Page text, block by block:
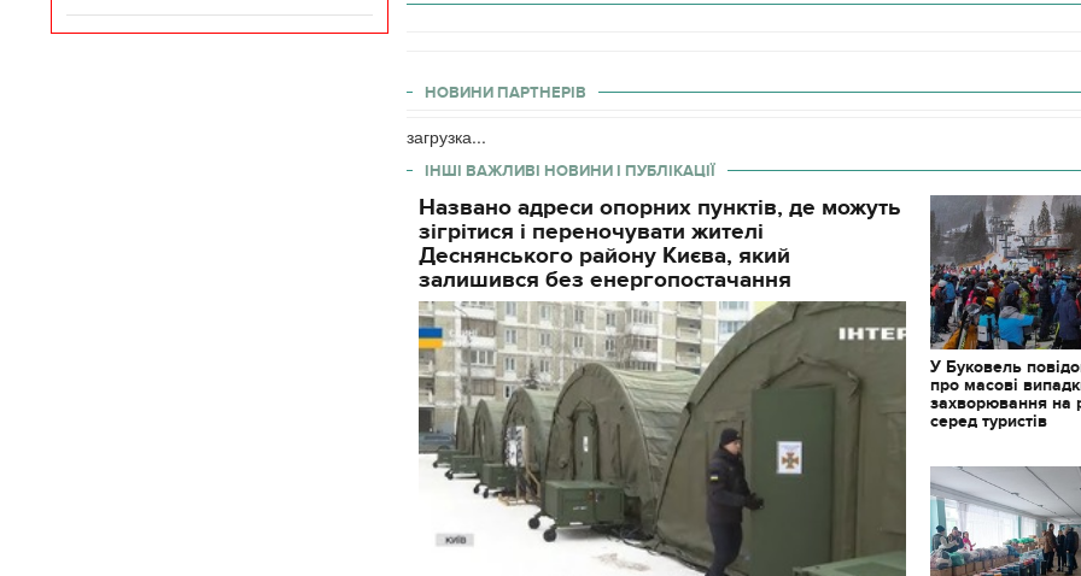
НОВИНИ ПАРТНЕРІВ
загрузка...
ІНШІ ВАЖЛИВІ НОВИНИ І ПУБЛІКАЦІЇ
Названо адреси опорних пунктів, де можуть
зігрітися і переночувати жителі
Деснянського району Києва, який
залишився без енергопостачання
У Буковель
про масові
захворювання на
серед туристів